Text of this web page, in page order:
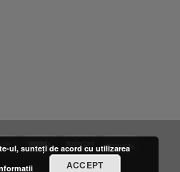
ul, sunteți de acord cu utilizarea
ACCEPT